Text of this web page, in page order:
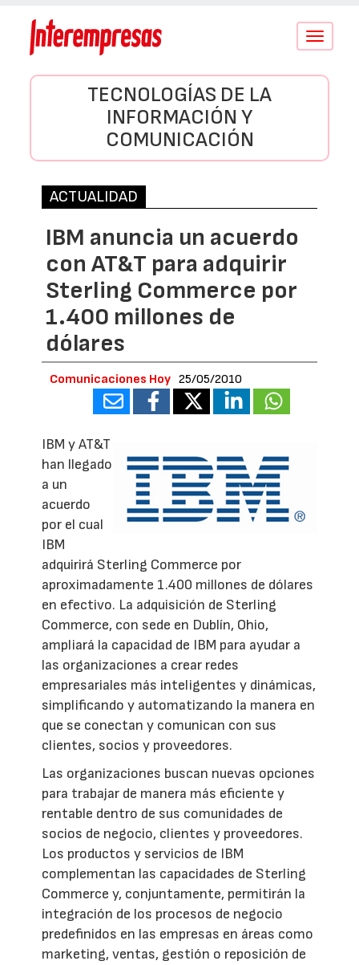
Conmutar
TECNOLOGÍAS DE LA
INFORMACIÓN Y
COMUNICACIÓN
ACTUALIDAD
IBM anuncia un acuerdo
con AT&T para adquirir
Sterling Commerce por
1.400 millones de
dólares
Comunicaciones Hoy 25/05/2010
IBM y AT&T
han llegado
a un
acuerdo
por el cual
IBM
adquirirá Sterling Commerce por
aproximadamente 1.400 millones de dólares
en efectivo. La adquisición de Sterling
Commerce, con sede en Dublín, Ohio,
ampliará la capacidad de IBM para ayudar a
las organizaciones a crear redes
empresariales más inteligentes y dinámicas,
simplificando y automatizando la manera en
que se conectan y comunican con sus
clientes, socios y proveedores.
Las organizaciones buscan nuevas opciones
para trabajar de manera más eficiente y
rentable dentro de sus comunidades de
socios de negocio, clientes y proveedores.
Los productos y servicios de IBM
complementan las capacidades de Sterling
Commerce y, conjuntamente, permitirán la
integración de los procesos de negocio
predefinidos en las empresas en áreas como
marketing, ventas, gestión o reposición de